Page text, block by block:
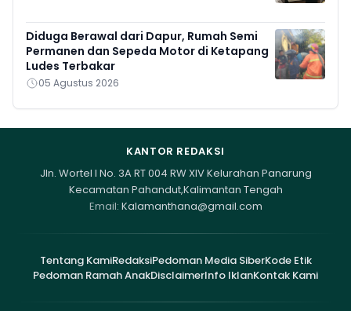
Diduga Berawal dari Dapur, Rumah Semi
Permanen dan Sepeda Motor di Ketapang
Ludes Terbakar
05 Agustus 2026
KANTOR REDAKSI
Jln. Wortel I No. 3A RT 004 RW XIV Kelurahan Panarung
Kecamatan Pahandut,Kalimantan Tengah
Email: Kalamanthana@gmail.com
Tentang KamiRedaksiPedoman Media SiberKode Etik
Pedoman Ramah AnakDisclaimerInfo IklanKontak Kami